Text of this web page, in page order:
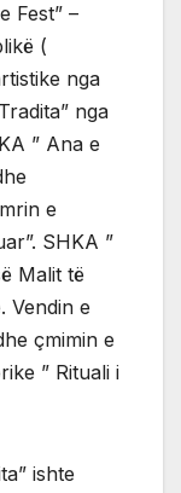
Fest” –
(
nga
nga
” Ana e
e
SHKA ”
Malit të
Vendin e
çmimin e
” Rituali i
ishte